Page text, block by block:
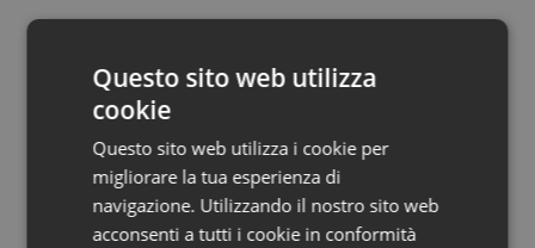
Salute orale & impianti
Sangue & coagulazione
Tiroide
Tumore al seno
© Riproduzione riservata
Questo sito web utilizza
cookie
Questo sito web utilizza i cookie per
migliorare la tua esperienza di
navigazione. Utilizzando il nostro sito web
acconsenti a tutti i cookie in conformità